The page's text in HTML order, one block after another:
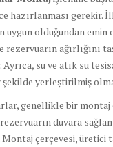
hazırlanması gerekir.
uygun olduğundan emin
rezervuarın ağırlığını
su ve atık su
şekilde yerleştirilmiş
genellikle bir
duvara
çerçevesi, üretici